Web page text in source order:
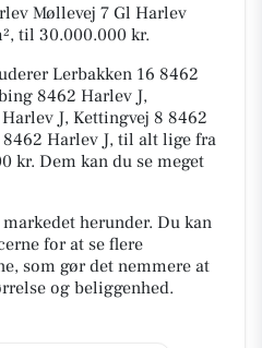
Møllevej 7 Gl Harlev
til 30.000.000 kr.
Lerbakken 16 8462
8462 Harlev J,
J, Kettingvej 8 8462
8462 Harlev J, til alt lige fra
kr. Dem kan du se meget
herunder. Du kan
for at se flere
som gør det nemmere at
og beliggenhed.